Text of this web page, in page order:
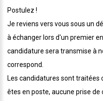
Postulez !
Je reviens vers vous sous un
à échanger lors d'un premier
candidature sera transmise à
correspond.
Les candidatures sont traitées
êtes en poste, aucune prise